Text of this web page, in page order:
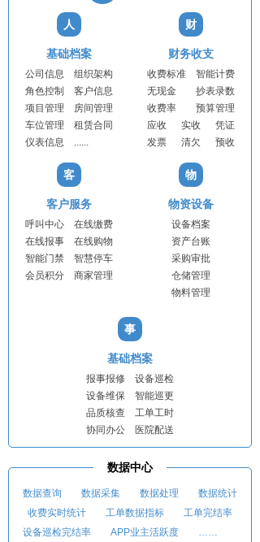
数据查询 数据采集 数据处理 数据统计
收费实时统计 工单数据指标 工单完结率
设备巡检完结率 APP业主活跃度 ……
数据中心
公司信息 组织架构
角色控制 客户信息
项目管理 房间管理
车位管理 租赁合同
仪表信息 ......
基础档案
人
设备档案
资产台账
采购审批
仓储管理
物料管理
物资设备
物
事
基础档案
报事报修 设备巡检
设备维保 智能巡更
品质核查 工单工时
协同办公 医院配送
呼叫中心 在线缴费
在线报事 在线购物
智能门禁 智慧停车
会员积分 商家管理
客户服务
客
财务收支
财
收费标准 智能计费
无现金 抄表录数
收费率 预算管理
应收 实收 凭证
发票 清欠 预收